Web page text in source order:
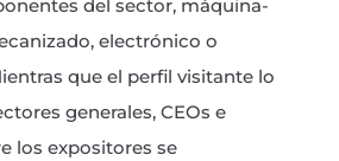
del sector, máquina-
electrónico o
que el perfil visitante lo
generales, CEOs e
los expositores se